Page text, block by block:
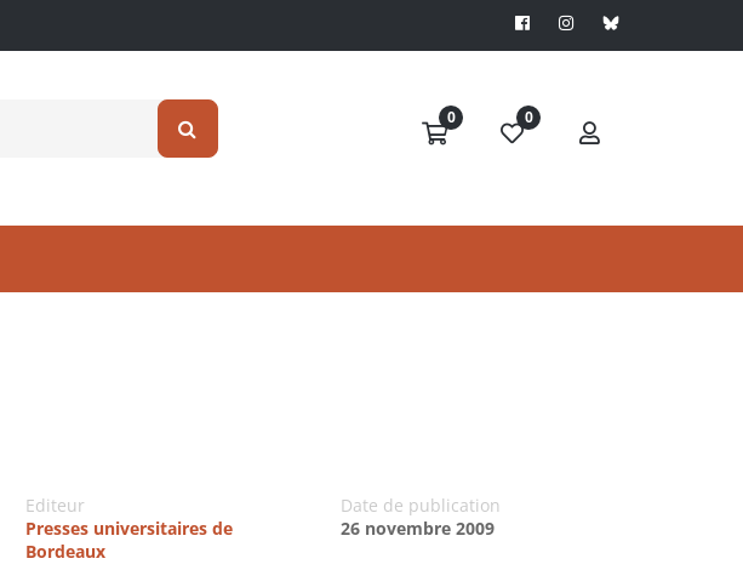
0 0
Editeur
Presses universitaires de
Bordeaux
Date de publication
26 novembre 2009